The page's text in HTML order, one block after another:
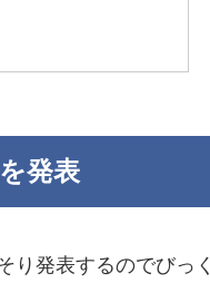
発表
発表するのでびっ